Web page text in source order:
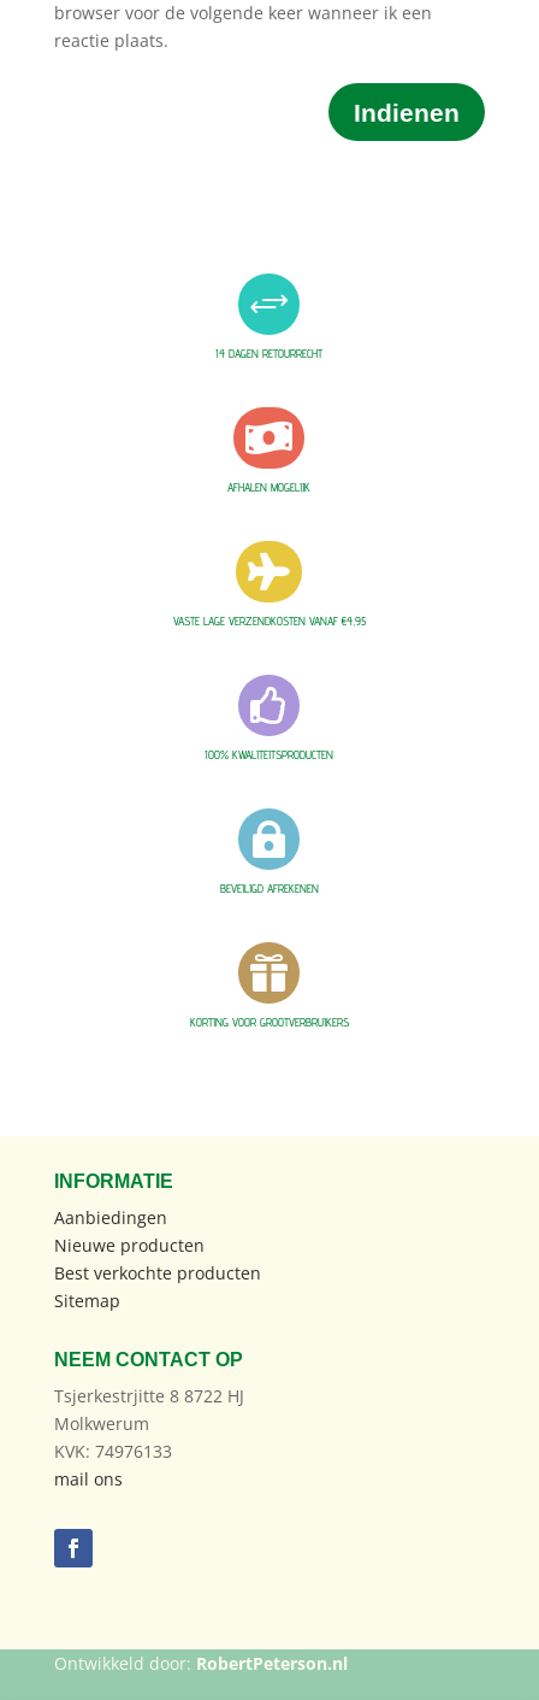
browser voor de volgende keer wanneer ik een
reactie plaats.
Indienen
+
14 DAGEN RETOURRECHT

AFHALEN MOGELIJK

VASTE LAGE VERZENDKOSTEN VANAF €4,95

100% KWALITEITSPRODUCTEN

BEVEILIGD AFREKENEN

KORTING VOOR GROOTVERBRUIKERS
INFORMATIE
Aanbiedingen
Nieuwe producten
Best verkochte producten
Sitemap
NEEM CONTACT OP
Tsjerkestrjitte 8 8722 HJ
Molkwerum
KVK: 74976133
mail ons
Ontwikkeld door: RobertPeterson.nl